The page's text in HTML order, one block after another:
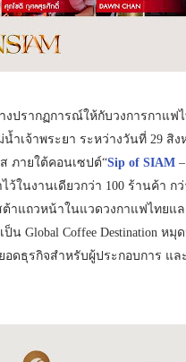
ปรากฏการณ์ให้กับวงการกาแฟไ
ำเจ้าพระยา ระหว่างวันที่ 29 สิ
ส ภายใต้คอนเซปต์“Sip of SIAM
นงานเดียวกว่า 100 ร้านค้า ก
ต้าแถวหน้าในแวดวงกาแฟไทย
Coffee Destination หมุ
ดธุรกิจสำหรับผู้ประกอบการ แ